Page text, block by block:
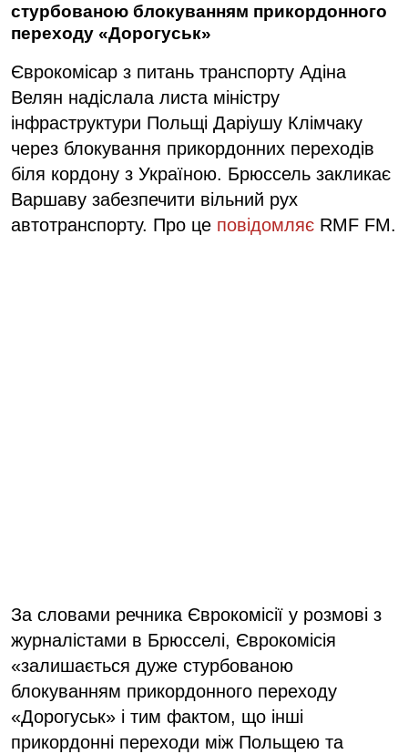
стурбованою блокуванням прикордонного
переходу «Дорогуськ»
Єврокомісар з питань транспорту Адіна
Велян надіслала листа міністру
інфраструктури Польщі Даріушу Клімчаку
через блокування прикордонних переходів
біля кордону з Україною. Брюссель закликає
Варшаву забезпечити вільний рух
автотранспорту. Про це повідомляє RMF FM.
За словами речника Єврокомісії у розмові з
журналістами в Брюсселі, Єврокомісія
«залишається дуже стурбованою
блокуванням прикордонного переходу
«Дорогуськ» і тим фактом, що інші
прикордонні переходи між Польщею та